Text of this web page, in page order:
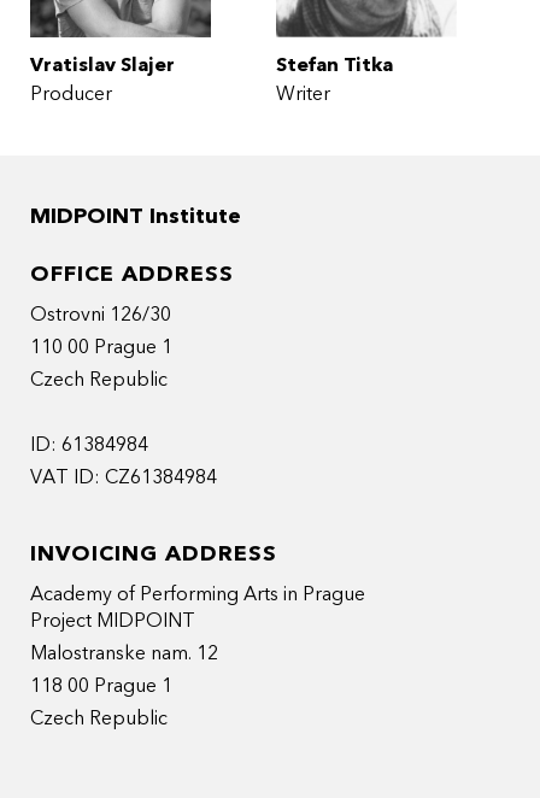
Vratislav Slajer
Producer
Stefan Titka
Writer
MIDPOINT Institute
OFFICE ADDRESS
Ostrovni 126/30
110 00 Prague 1
Czech Republic
ID: 61384984
VAT ID: CZ61384984
INVOICING ADDRESS
Academy of Performing Arts in Prague
Project MIDPOINT
Malostranske nam. 12
118 00 Prague 1
Czech Republic